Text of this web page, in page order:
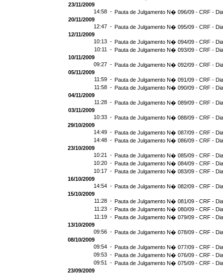
23/11/2009
14:58 - Pauta de Julgamento N� 096/09 - CRF -
20/11/2009
12:47 - Pauta de Julgamento N� 095/09 - CRF -
12/11/2009
10:13 - Pauta de Julgamento N� 094/09 - CRF -
10:11 - Pauta de Julgamento N� 093/09 - CRF -
10/11/2009
09:27 - Pauta de Julgamento N� 092/09 - CRF -
05/11/2009
11:59 - Pauta de Julgamento N� 091/09 - CRF -
11:58 - Pauta de Julgamento N� 090/09 - CRF -
04/11/2009
11:28 - Pauta de Julgamento N� 089/09 - CRF -
03/11/2009
10:33 - Pauta de Julgamento N� 088/09 - CRF -
29/10/2009
14:49 - Pauta de Julgamento N� 087/09 - CRF -
14:48 - Pauta de Julgamento N� 086/09 - CRF -
23/10/2009
10:21 - Pauta de Julgamento N� 085/09 - CRF -
10:20 - Pauta de Julgamento N� 084/09 - CRF -
10:17 - Pauta de Julgamento N� 083/09 - CRF -
16/10/2009
14:54 - Pauta de Julgamento N� 082/09 - CRF -
15/10/2009
11:28 - Pauta de Julgamento N� 081/09 - CRF -
11:23 - Pauta de Julgamento N� 080/09 - CRF -
11:19 - Pauta de Julgamento N� 079/09 - CRF -
13/10/2009
09:56 - Pauta de Julgamento N� 078/09 - CRF -
08/10/2009
09:54 - Pauta de Julgamento N� 077/09 - CRF -
09:53 - Pauta de Julgamento N� 076/09 - CRF -
09:51 - Pauta de Julgamento N� 075/09 - CRF -
23/09/2009